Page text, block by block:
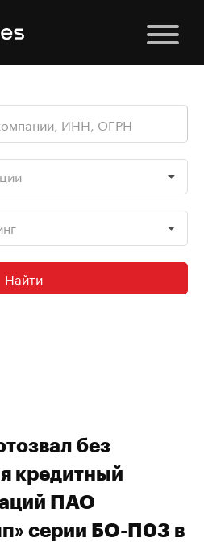
Найти
без
кредитный
ПАО
серии БО-П03 в